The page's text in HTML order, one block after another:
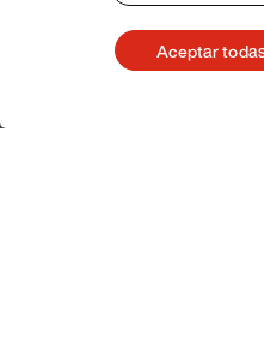
Servicio de atención al
Aceptar